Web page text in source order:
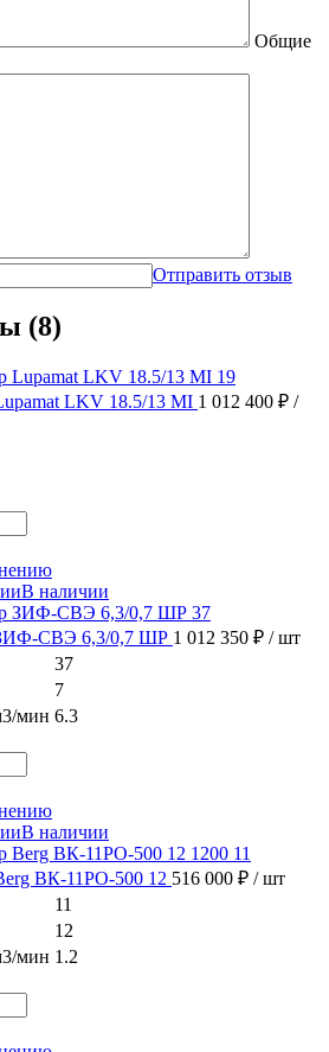
Общие
Отправить отзыв
(8)
LKV 18.5/13 MI 1 012 400 ₽ /
В наличии
ЗИФ-СВЭ 6,3/0,7 ШР 1 012 350 ₽ / шт
37
7
мин 6.3
В наличии
ВК-11РО-500 12 516 000 ₽ / шт
11
12
мин 1.2